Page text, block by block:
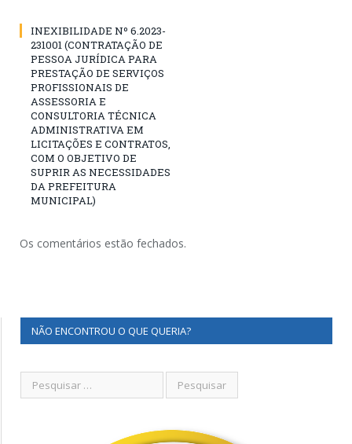
INEXIBILIDADE Nº 6.2023-
231001 (CONTRATAÇÃO DE
PESSOA JURÍDICA PARA
PRESTAÇÃO DE SERVIÇOS
PROFISSIONAIS DE
ASSESSORIA E
CONSULTORIA TÉCNICA
ADMINISTRATIVA EM
LICITAÇÕES E CONTRATOS,
COM O OBJETIVO DE
SUPRIR AS NECESSIDADES
DA PREFEITURA
MUNICIPAL)
Os comentários estão fechados.
NÃO ENCONTROU O QUE QUERIA?